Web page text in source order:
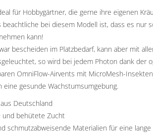
für Hobbygärtner, die gerne ihre eigenen
beachtliche bei diesem Modell ist, dass es
kann!
bescheiden im Platzbedarf, kann aber mit
so wird bei jedem Photon dank der
OmniFlow-Airvents mit MicroMesh-
gesunde Wachstumsumgebung.
Deutschland
und behütete Zucht
schmutzabweisende Materialien für eine